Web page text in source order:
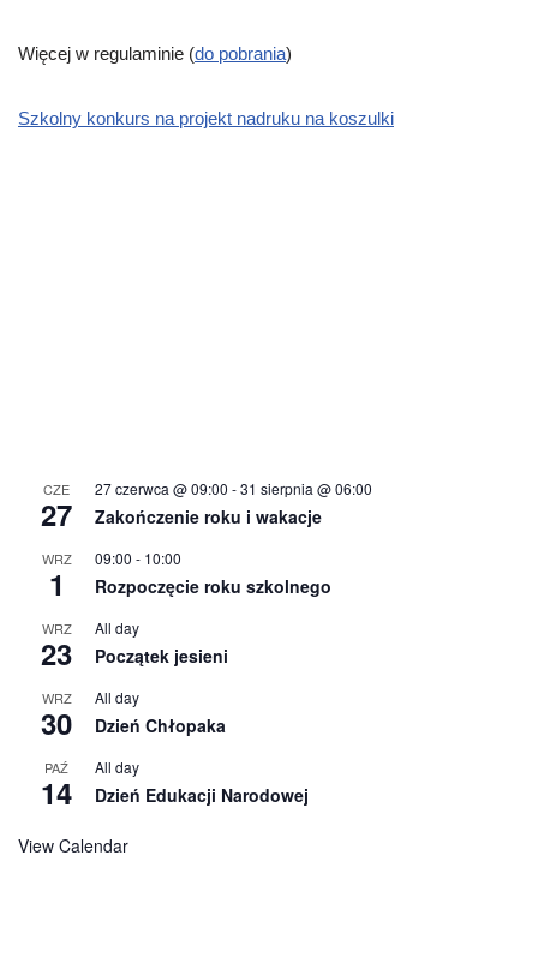
Więcej w regulaminie (do pobrania)
Szkolny konkurs na projekt nadruku na koszulki
CZE
27
27 czerwca @ 09:00 -31 sierpnia @ 06:00
Zakończenie roku i wakacje
WRZ
1
09:00 - 10:00
Rozpoczęcie roku szkolnego
WRZ
23
All day
Początek jesieni
WRZ
30
All day
Dzień Chłopaka
PAŹ
14
All day
Dzień Edukacji Narodowej
View Calendar